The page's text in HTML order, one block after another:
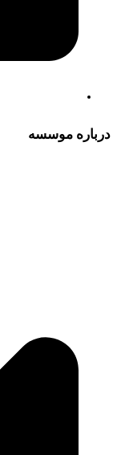
درباره موسسه